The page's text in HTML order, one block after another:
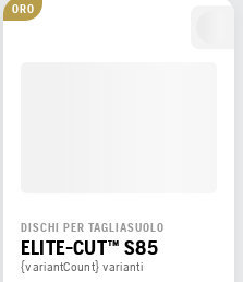
ORO
DISCHI PER TAGLIASUOLO
ELITE-CUT™ S85
{variantCount} varianti